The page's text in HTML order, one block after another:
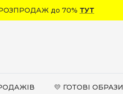
до 70% ТУТ
💛 ГОТОВІ ОБРАЗИ